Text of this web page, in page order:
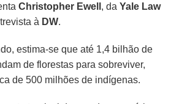
Christopher Ewell , daYale Law
à DW.
estima-se que até 1,4 bilhão de
de florestas para sobreviver,
de 500 milhões de indígenas.